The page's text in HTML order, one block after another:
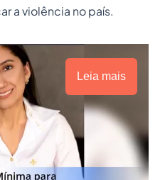
a violência no país.
Leia mais